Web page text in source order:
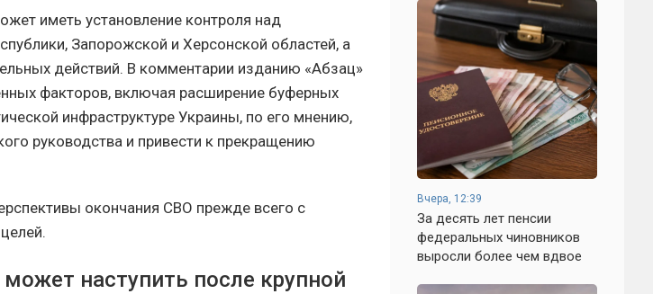
иметь установление контроля над
Запорожской и Херсонской областей, а
действий. В комментарии изданию «Абзац»
факторов, включая расширение буферных
инфраструктуре Украины, по его мнению,
руководства и привести к прекращению
окончания СВО прежде всего с
наступить после крупной
Вчера, 12:39
За десять лет пенсии
федеральных чиновников
выросли более чем вдвое